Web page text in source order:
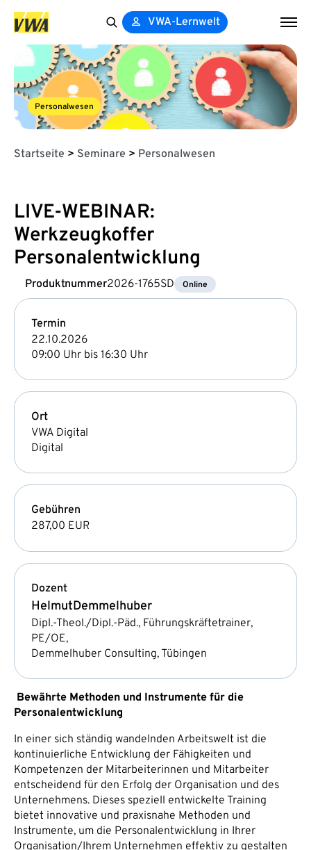
for:
VWA-Lernwelt
Personalwesen
Startseite > Seminare > Personalwesen
LIVE-WEBINAR:
Werkzeugkoffer
Personalentwicklung
Produktnummer2026-1765SD Online
Termin
22.10.2026
09:00 Uhr bis 16:30 Uhr
Ort
VWA Digital
Digital
Gebühren
287,00 EUR
Dozent
HelmutDemmelhuber
Dipl.-Theol./Dipl.-Päd., Führungskräftetrainer,
PE/OE,
Demmelhuber Consulting, Tübingen
Bewährte Methoden und Instrumente für die
Personalentwicklung
In einer sich ständig wandelnden Arbeitswelt ist die
kontinuierliche Entwicklung der Fähigkeiten und
Kompetenzen der Mitarbeiterinnen und Mitarbeiter
entscheidend für den Erfolg der Organisation und des
Unternehmens. Dieses speziell entwickelte Training
bietet innovative und praxisnahe Methoden und
Instrumente, um die Personalentwicklung in Ihrer
Organisation/Ihrem Unternehmen effektiv zu gestalten